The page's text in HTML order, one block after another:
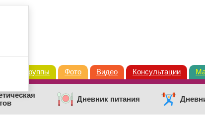
Группы Фото Видео Консультации
Дневник питания